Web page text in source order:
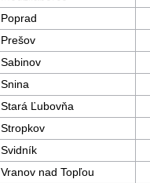
Poprad
Prešov
Sabinov
Snina
Stará Ľubovňa
Stropkov
Svidník
Vranov nad Topľou